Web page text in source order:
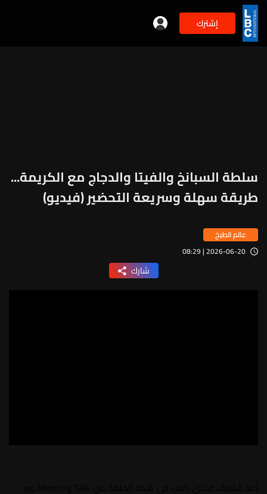
إشترك
سلطة السبانخ والفيتا والدجاج مع الكريمة...
طريقة سهلة وسريعة التحضير (فيديو)
عالم الطبخ
2026-06-20 | 08:29
شارك